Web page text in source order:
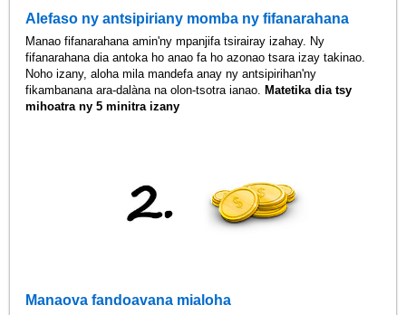
Alefaso ny antsipiriany momba ny fifanarahana
Manao fifanarahana amin'ny mpanjifa tsirairay izahay. Ny
fifanarahana dia antoka ho anao fa ho azonao tsara izay takinao.
Noho izany, aloha mila mandefa anay ny antsipirihan'ny
fikambanana ara-dalàna na olon-tsotra ianao. Matetika dia tsy
mihoatra ny 5 minitra izany
Manaova fandoavana mialoha